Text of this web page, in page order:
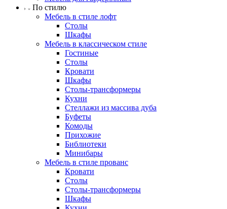
По стилю
Мебель в стиле лофт
Столы
Шкафы
Мебель в классическом стиле
Гостиные
Столы
Кровати
Шкафы
Столы-трансформеры
Кухни
Стеллажи из массива дуба
Буфеты
Комоды
Прихожие
Библиотеки
Минибары
Мебель в стиле прованс
Кровати
Столы
Столы-трансформеры
Шкафы